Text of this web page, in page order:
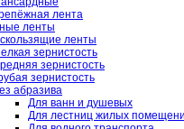
лента
ленты
ленты
зернистость
зернистость
зернистость
абразива
Для ванн и душевых
Для лестниц жилых